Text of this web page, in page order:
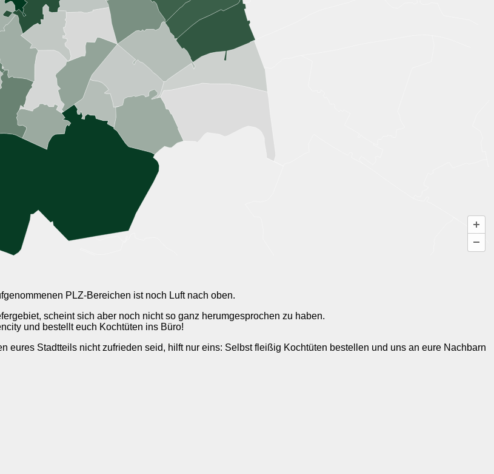
PLZ-Bereichen ist noch Luft nach oben.
scheint sich aber noch nicht so ganz herumgesprochen zu haben.
und bestellt euch Kochtüten ins Büro!
eures Stadtteils nicht zufrieden seid, hilft nur eins: Selbst fleißig Kochtüten bestellen und uns an eure Nachbarn